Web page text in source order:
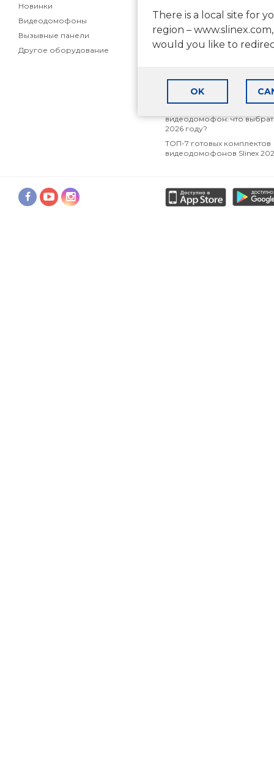
There is a local site for
region – www.slinex.com,
would you like to
OK
Новинки
Видеодомофоны
Вызывные панели
Другое оборудование
Статьи
Маркетинговые материалы
партнеров
квартиры
видеодомофон: что
2026 году?
ТОП-7 готовых комплектов
видеодомофонов Slinex